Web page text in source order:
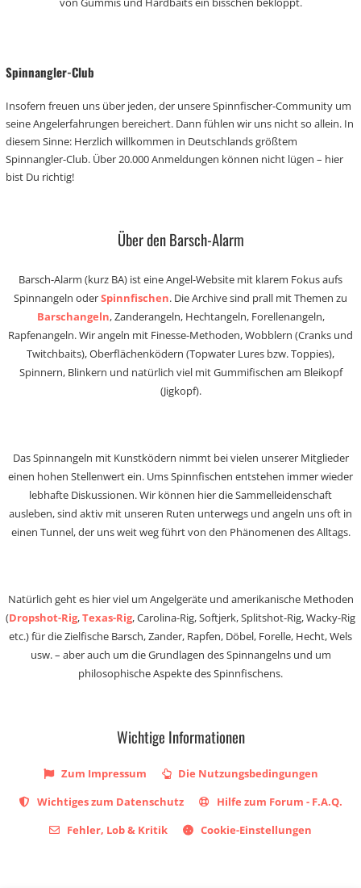
Spinnangler-Club
Insofern freuen uns über jeden, der unsere Spinnfischer-Community um
seine Angelerfahrungen bereichert. Dann fühlen wir uns nicht so allein. In
diesem Sinne: Herzlich willkommen in Deutschlands größtem
Spinnangler-Club. Über 20.000 Anmeldungen können nicht lügen – hier
bist Du richtig!
Über den Barsch-Alarm
Barsch-Alarm (kurz BA) ist eine Angel-Website mit klarem Fokus aufs
Spinnangeln oderSpinnfischen. Die Archive sind prall mit Themen zu
Barschangeln, Zanderangeln, Hechtangeln, Forellenangeln,
Rapfenangeln. Wir angeln mit Finesse-Methoden, Wobblern (Cranks und
Twitchbaits), Oberflächenködern (Topwater Lures bzw. Toppies),
Spinnern, Blinkern und natürlich viel mit Gummifischen am Bleikopf
(Jigkopf).
Das Spinnangeln mit Kunstködern nimmt bei vielen unserer Mitglieder
einen hohen Stellenwert ein. Ums Spinnfischen entstehen immer wieder
lebhafte Diskussionen. Wir können hier die Sammelleidenschaft
ausleben, sind aktiv mit unseren Ruten unterwegs und angeln uns oft in
einen Tunnel, der uns weit weg führt von den Phänomenen des Alltags.
Natürlich geht es hier viel um Angelgeräte und amerikanische Methoden
(Dropshot-Rig,Texas-Rig, Carolina-Rig, Softjerk, Splitshot-Rig, Wacky-Rig
etc.) für die Zielfische Barsch, Zander, Rapfen, Döbel, Forelle, Hecht, Wels
usw. – aber auch um die Grundlagen des Spinnangelns und um
philosophische Aspekte des Spinnfischens.
Wichtige Informationen
Zum Impressum
Die Nutzungsbedingungen
Wichtiges zum Datenschutz
Hilfe zum Forum - F.A.Q.
Fehler, Lob & Kritik
Cookie-Einstellungen